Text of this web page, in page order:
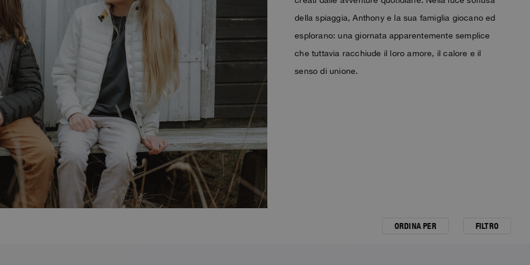
della spiaggia, Anthony e la sua famiglia giocano ed
esplorano: una giornata apparentemente semplice
che tuttavia racchiude il loro amore, il calore e il
senso di unione.
ORDINA PER FILTRO